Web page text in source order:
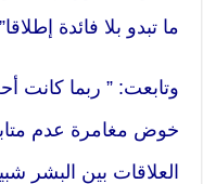
ما تبدو بلا فائدة
وتابعت: ” ربما كانت
خوض مغامرة عدم
العلاقات بين البشر